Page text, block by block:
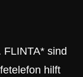
sind
hilft